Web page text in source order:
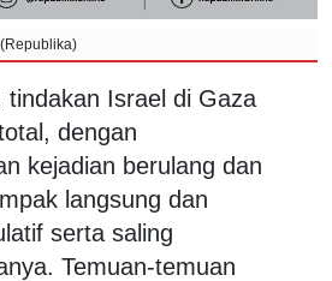
tindakan Israel di Gaza
dengan
kejadian berulang dan
langsung dan
serta saling
Temuan-temuan